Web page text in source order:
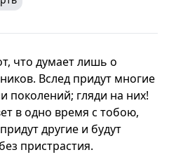
что думает лишь о
Вслед придут многие
поколений; гляди на них!
в одно время с тобою,
другие и будут
пристрастия.